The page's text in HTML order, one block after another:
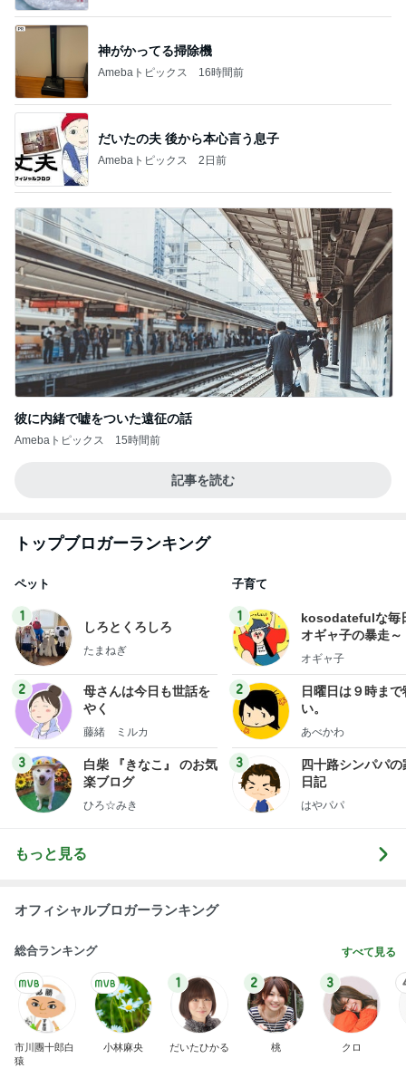
神がかってる掃除機
Amebaトピックス 16時間前
だいたの夫 後から本心言う息子
Amebaトピックス 2日前
彼に内緒で嘘をついた遠征の話
Amebaトピックス 15時間前
記事を読む
トップブロガーランキング
ペット
1
しろとくろしろ
たまねぎ
2
母さんは今日も世話を
やく
藤緒 ミルカ
3
白柴 『きなこ』 のお気
楽ブログ
ひろ☆みき
子育て
1
kosodatefulな毎
オギャ子の暴走～
オギャ子
2
日曜日は９時まで
い。
あべかわ
3
四十路シンパパの
日記
はやパパ
もっと見る
オフィシャルブロガーランキング
総合ランキング すべて見る
市川團十郎白
猿
小林麻央
1
だいたひかる
2
桃
3
クロ